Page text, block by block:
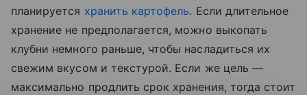
планируется хранить картофель. Если длительное
хранение не предполагается, можно выкопать
клубни немного раньше, чтобы насладиться их
свежим вкусом и текстурой. Если же цель —
максимально продлить срок хранения, тогда стоит